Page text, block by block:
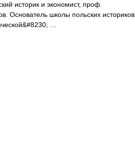
историк и экономист, проф.
Основатель школы польских историков
…